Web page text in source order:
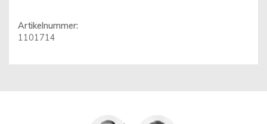
Artikelnummer:
1101714